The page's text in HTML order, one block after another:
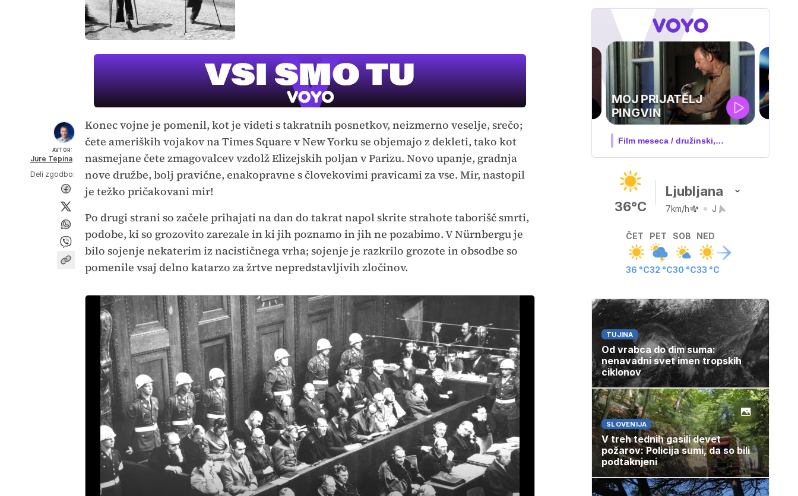
AVTOR:
Jure Tepina
Deli zgodbo:
Konec vojne je pomenil, kot je videti s takratnih posnetkov, neizmerno veselje, srečo;
čete ameriških vojakov na Times Square v New Yorku se objemajo z dekleti, tako kot
nasmejane čete zmagovalcev vzdolž Elizejskih poljan v Parizu. Novo upanje, gradnja
nove družbe, bolj pravične, enakopravne s človekovimi pravicami za vse. Mir, nastopil
je težko pričakovani mir!
Po drugi strani so začele prihajati na dan do takrat napol skrite strahote taborišč smrti,
podobe, ki so grozovito zarezale in ki jih poznamo in jih ne pozabimo. V Nürnbergu je
bilo sojenje nekaterim iz nacističnega vrha; sojenje je razkrilo grozote in obsodbe so
pomenile vsaj delno katarzo za žrtve nepredstavljivih zločinov.
UEFA
SUPERPOKAL
V živo na VOYO: sreda ob 20.30
36°C
Ljubljana
7km/h J
ČET
36 °C
PET
32 °C
SOB
30 °C
NED
33 °C
TUJINA
Od vrabca do dim suma:
nenavadni svet imen tropskih
ciklonov
SLOVENIJA
V treh tednih gasili devet
požarov: Policija sumi, da so bili
podtaknjeni